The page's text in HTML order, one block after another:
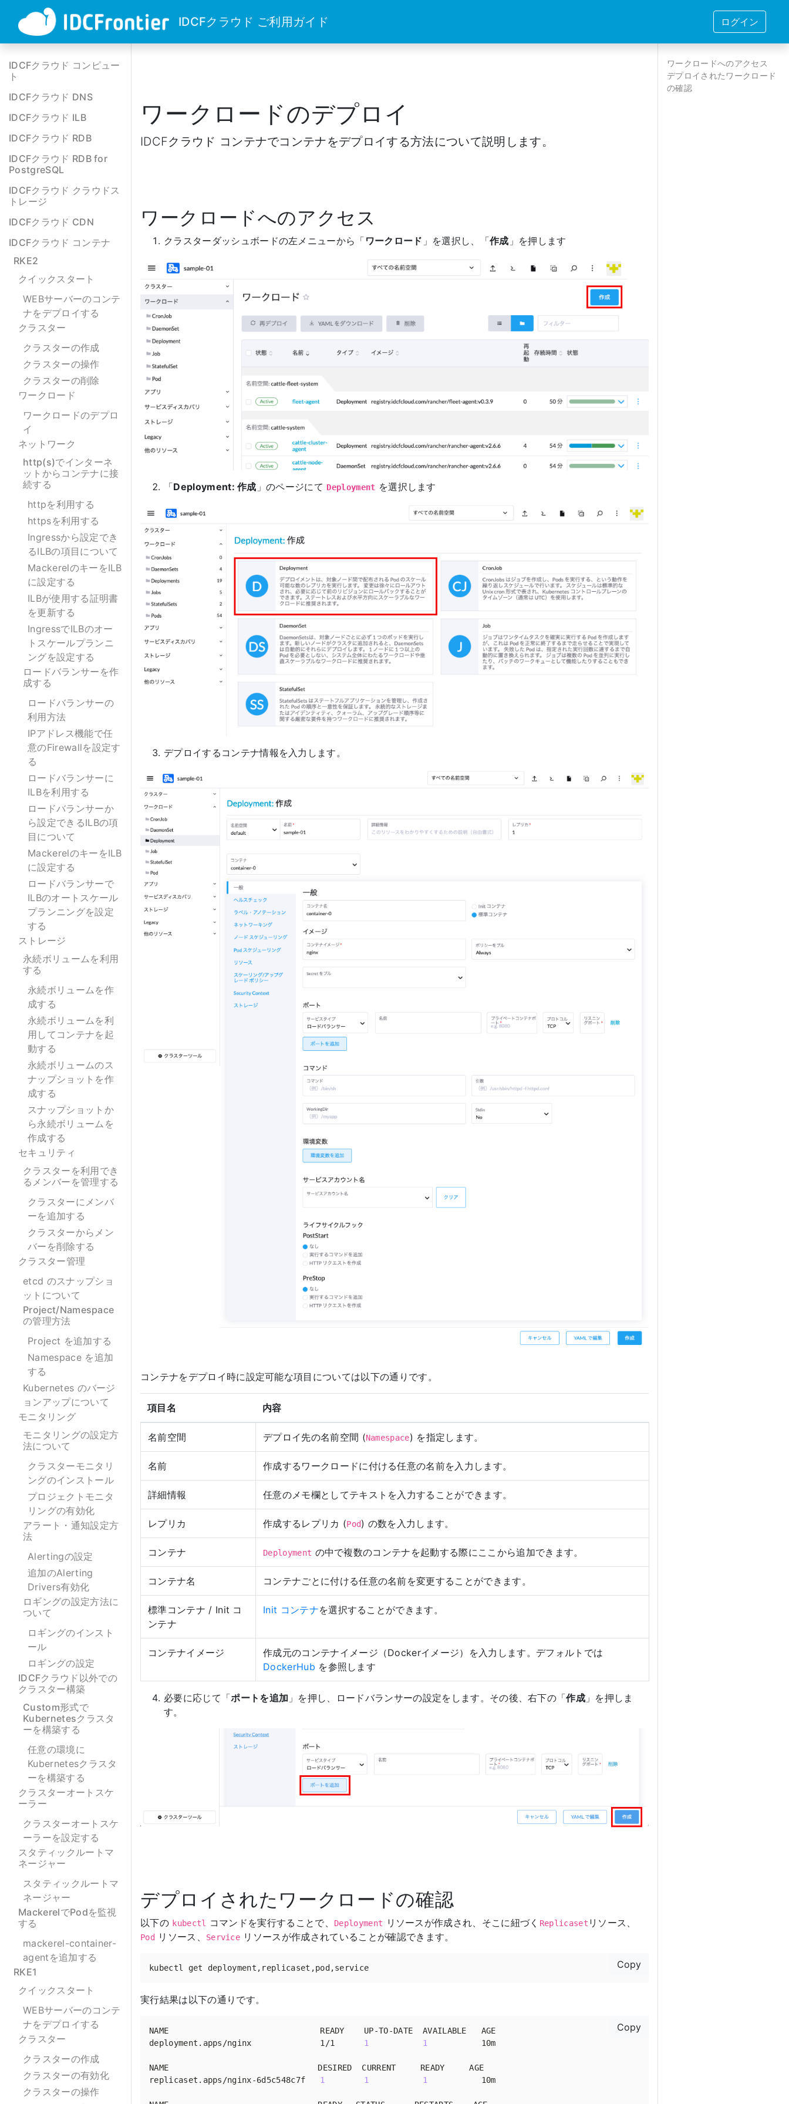
IDCFクラウド ご利用ガイド ログイン
IDCFクラウド コンピュー
ト
IDCFクラウド DNS
IDCFクラウド ILB
IDCFクラウド RDB
IDCFクラウド RDB for
PostgreSQL
IDCFクラウド クラウドス
トレージ
IDCFクラウド CDN
IDCFクラウド コンテナ
RKE2
クイックスタート
WEBサーバーのコンテ
ナをデプロイする
クラスター
クラスターの作成
クラスターの操作
クラスターの削除
ワークロード
ワークロードのデプロ
イ
ネットワーク
http(s)でインターネ
ットからコンテナに接
続する
httpを利用する
httpsを利用する
Ingressから設定でき
るILBの項目について
MackerelのキーをILB
に設定する
ILBが使用する証明書
を更新する
IngressでILBのオー
トスケールプランニ
ングを設定する
ロードバランサーを作
成する
ロードバランサーの
利用方法
IPアドレス機能で任
意のFirewallを設定す
る
ロードバランサーに
ILBを利用する
ロードバランサーか
ら設定できるILBの項
目について
MackerelのキーをILB
に設定する
ロードバランサーで
ILBのオートスケール
プランニングを設定
する
ストレージ
永続ボリュームを利用
する
永続ボリュームを作
成する
永続ボリュームを利
用してコンテナを起
動する
永続ボリュームのス
ナップショットを作
成する
スナップショットか
ら永続ボリュームを
作成する
セキュリティ
クラスターを利用でき
るメンバーを管理する
クラスターにメンバ
ーを追加する
クラスターからメン
バーを削除する
クラスター管理
etcd のスナップショ
ットについて
Project/Namespace
の管理方法
Project を追加する
Namespace を追加
する
Kubernetes のバージ
ョンアップについて
モニタリング
モニタリングの設定方
法について
クラスターモニタリ
ングのインストール
プロジェクトモニタ
リングの有効化
アラート・通知設定方
法
Alertingの設定
追加のAlerting
Drivers有効化
ロギングの設定方法に
ついて
ロギングのインスト
ール
ロギングの設定
IDCFクラウド以外での
クラスター構築
Custom形式で
Kubernetesクラスタ
ーを構築する
任意の環境に
Kubernetesクラスタ
ーを構築する
クラスターオートスケ
ーラー
クラスターオートスケ
ーラーを設定する
スタティックルートマ
ネージャー
スタティックルートマ
ネージャー
MackerelでPodを監視
する
mackerel-container-
agentを追加する
RKE1
クイックスタート
WEBサーバーのコンテ
ナをデプロイする
クラスター
クラスターの作成
クラスターの有効化
クラスターの操作
ワークロードへのアクセス
デプロイされたワークロード
の確認
ワークロードのデプロイ
IDCFクラウド コンテナでコンテナをデプロイする方法について説明します。
ワークロードへのアクセス
クラスターダッシュボードの左メニューから「 ワークロード 」を選択し、「作成 」を押します
「Deployment: 作成 」のページにて Deployment を選択します
デプロイするコンテナ情報を入力します。
コンテナをデプロイ時に設定可能な項目については以下の通りです。
項目名 内容
名前空間 デプロイ先の名前空間 (Namespace) を指定します。
名前 作成するワークロードに付ける任意の名前を入力します。
詳細情報 任意のメモ欄としてテキストを入力することができます。
レプリカ 作成するレプリカ (Pod) の数を入力します。
コンテナ Deployment の中で複数のコンテナを起動する際にここから追加できます。
コンテナ名 コンテナごとに付ける任意の名前を変更することができます。
標準コンテナ / Init コ
ンテナ
Init コンテナを選択することができます。
コンテナイメージ
作成元のコンテナイメージ（Dockerイメージ）を入力します。デフォルトでは
DockerHub を参照します
必要に応じて「ポートを追加 」を押し、ロードバランサーの設定をします。その後、右下の「作成 」を押しま
す。
デプロイされたワークロードの確認
以下の kubectl コマンドを実行することで、 Deployment リソースが作成され、そこに紐づく Replicaset リソース、
Podリソース、 Service リソースが作成されていることが確認できます。
Copy
実行結果は以下の通りです。
Copy
deployment.apps/nginx              1/1 1 1
replicaset.apps/nginx-6d5c548c7f 1 1 1